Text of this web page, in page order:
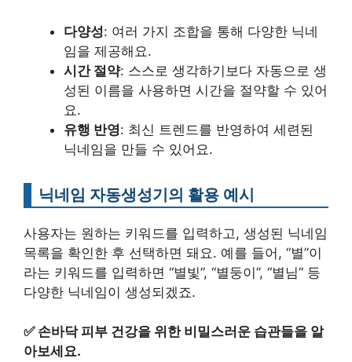
다양성: 여러 가지 조합을 통해 다양한 닉네
임을 제공해요.
시간 절약: 스스로 생각하기보다 자동으로 생
성된 이름을 사용하면 시간을 절약할 수 있어
요.
유행 반영: 최신 트렌드를 반영하여 세련된
닉네임을 만들 수 있어요.
닉네임 자동생성기의 활용 예시
사용자는 원하는 키워드를 입력하고, 생성된 닉네임
목록을 확인한 후 선택하면 돼요. 예를 들어, “별”이
라는 키워드를 입력하면 “별빛”, “별둥이”, “별님” 등
다양한 닉네임이 생성되겠죠.
✅ 손바닥 피부 건강을 위한 비밀스러운 습관들을 알
아보세요.